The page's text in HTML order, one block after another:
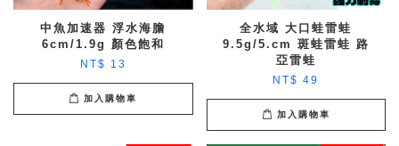
中魚加速器 浮水海膽
6cm/1.9g 顏色飽和
NT$ 13
加入購物車
全水域 大口蛙雷蛙
9.5g/5.cm 斑蛙雷蛙 路
亞雷蛙
NT$ 49
加入購物車